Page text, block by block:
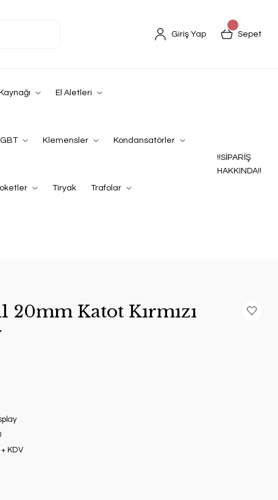
Giriş Yap Sepet
El Aletleri
IGBT Klemensler Kondansatörler
Tiryak Trafolar
!!SİPARİŞ
HAKKINDA!!
20mm Katot Kırmızı
KDV